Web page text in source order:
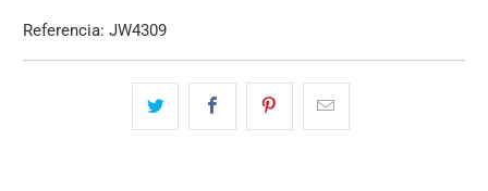
Referencia: JW4309